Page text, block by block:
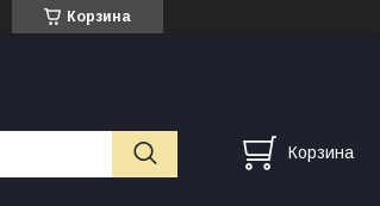
Корзина
Корзина